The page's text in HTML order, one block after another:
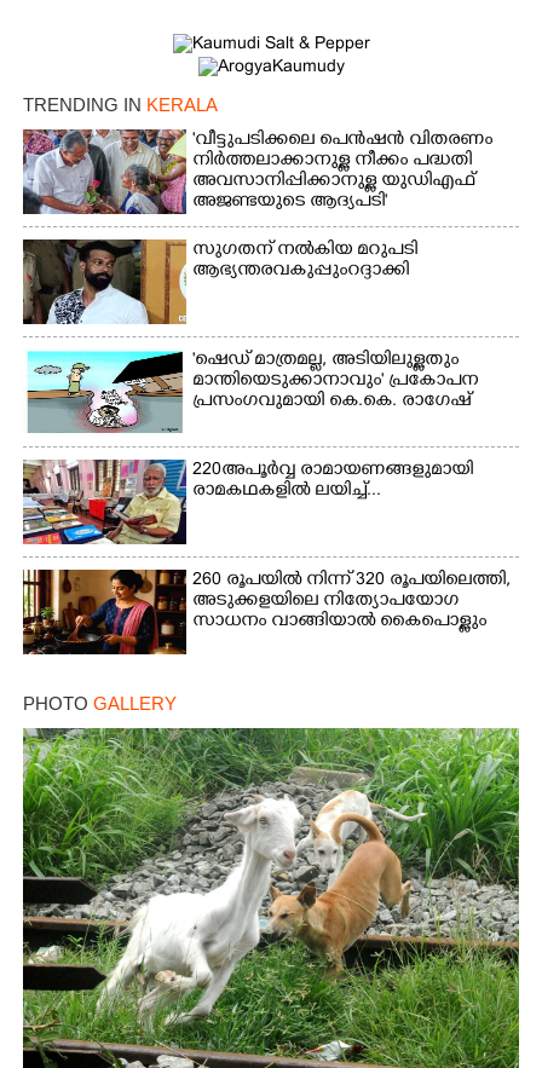
TRENDING IN KERALA
'വീട്ടുപടിക്കലെ പെൻഷൻ വിതരണം
നിർത്തലാക്കാനുള്ള നീക്കം പദ്ധതി
അവസാനിപ്പിക്കാനുള്ള യുഡിഎഫ്
അജണ്ടയുടെ ആദ്യപടി'
സുഗതന് നൽകിയ മറുപടി
ആഭ്യന്തരവകുപ്പും റദ്ദാക്കി
'ഷെഡ് മാത്രമല്ല, അടിയിലുള്ളതും
മാന്തിയെടുക്കാനാവും' പ്രകോപന
പ്രസംഗവുമായി കെ.കെ. രാഗേഷ്
220 അപൂർവ്വ രാമായണങ്ങളുമായി
രാമകഥകളിൽ ലയിച്ച്...
260 രൂപയിൽ നിന്ന് 320 രൂപയിലെത്തി,
അടുക്കളയിലെ നിത്യോപയോഗ
സാധനം വാങ്ങിയാൽ കൈപൊള്ളും
PHOTO GALLERY
Copy Link